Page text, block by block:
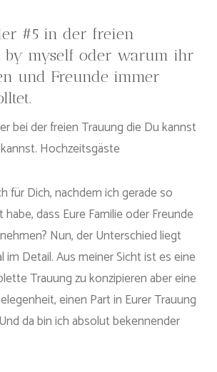
#5 in der freien
by myself oder warum ihr
und Freunde immer
für Dich, nachdem ich gerade so
dass Eure Familie oder Freunde
Nun, der Unterschied liegt
im Detail. Aus meiner Sicht ist es eine
Trauung zu konzipieren aber eine
einen Part in Eurer Trauung
da bin ich absolut bekennender